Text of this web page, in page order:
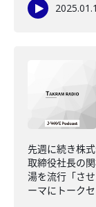
先週に続き株
取締役社長の
湯を流行「さ
ーマにトーク